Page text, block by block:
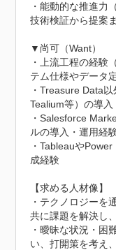
・能動的な推進力
技術検証から提案
▼尚可（Want）
・上流工程の経験
テム仕様やデータ
・Treasure Data
Tealium等）の導
・Salesforce
ルの導入・運用経
・Tableauや
成経験
【求める人材像】
・テクノロジーを
共に課題を解決し
・曖昧な状況・困
い、打開策を考え